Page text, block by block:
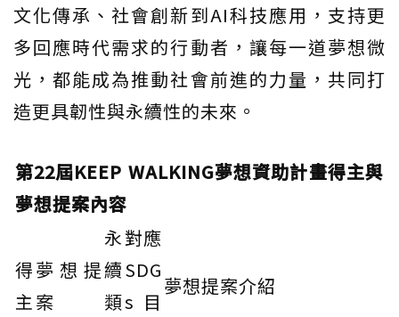
文化傳承、社會創新到AI科技應用，支持更
多回應時代需求的行動者，讓每一道夢想微
光，都能成為推動社會前進的力量，共同打
造更具韌性與永續性的未來。
第22屆KEEP WALKING夢想資助計畫得主與
夢想提案內容
得
主
夢想提
案
永
續
類
對應
SDG
s 目
夢想提案介紹